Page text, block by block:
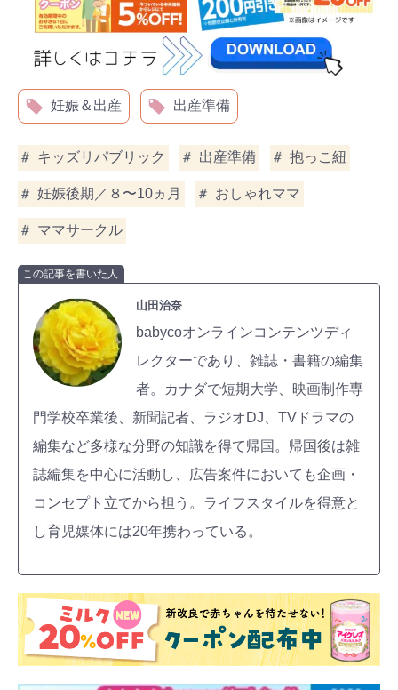
妊娠＆出産 出産準備
キッズリパブリック 出産準備 抱っこ紐
妊娠後期／８〜10ヵ月 おしゃれママ
ママサークル
この記事を書いた人
山田治奈
babycoオンラインコンテンツディ
レクターであり、雑誌・書籍の編集
者。カナダで短期大学、映画制作専
門学校卒業後、新聞記者、ラジオDJ、TVドラマの
編集など多様な分野の知識を得て帰国。帰国後は雑
誌編集を中心に活動し、広告案件においても企画・
コンセプト立てから担う。ライフスタイルを得意と
し育児媒体には20年携わっている。